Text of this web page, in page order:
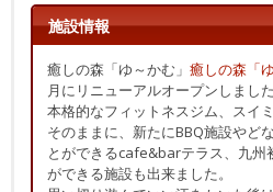
施設情報
癒しの森「ゆ～かむ」 癒しの森「
月にリニューアルオープンしまし
本格的なフィットネスジム、スイ
そのままに、新たにBBQ施設やど
とができるcafe&barテラス、九州
ができる施設も出来ました。